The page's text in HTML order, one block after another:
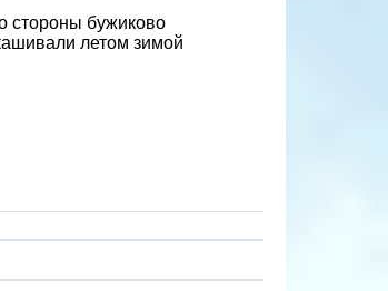
стороны бужиково
летом зимой